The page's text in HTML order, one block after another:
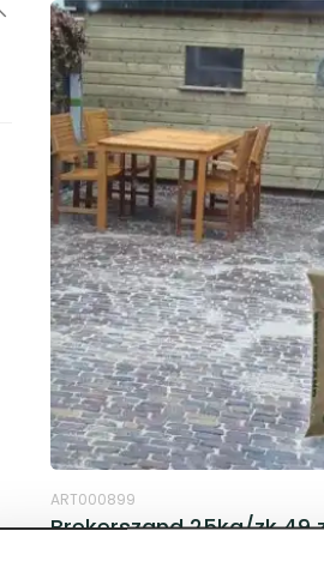
ART000899
Brekerszand 25kg/zk 49